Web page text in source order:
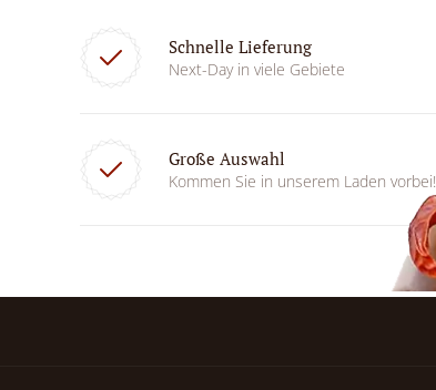
Schnelle Lieferung
Next-Day in viele Gebiete
Große Auswahl
Kommen Sie in unserem Laden vorbei!